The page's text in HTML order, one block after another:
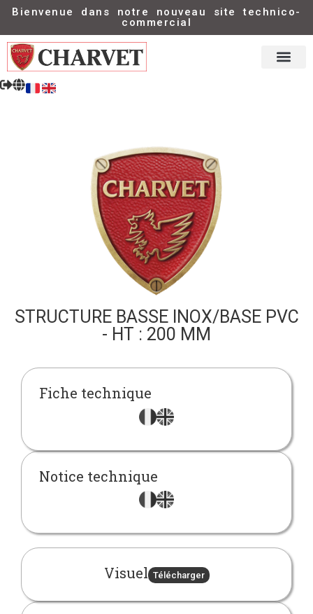
Bienvenue dans notre nouveau site technico-
commercial
STRUCTURE BASSE INOX/BASE PVC
- HT : 200 MM
Fiche technique
Notice technique
Visuel Télécharger